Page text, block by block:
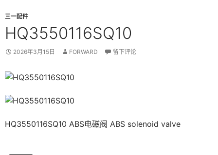
三一配件
HQ3550116SQ10
2026年3月15日 FORWARD 留下评论
HQ3550116SQ10 ABS电磁阀 ABS solenoid valve